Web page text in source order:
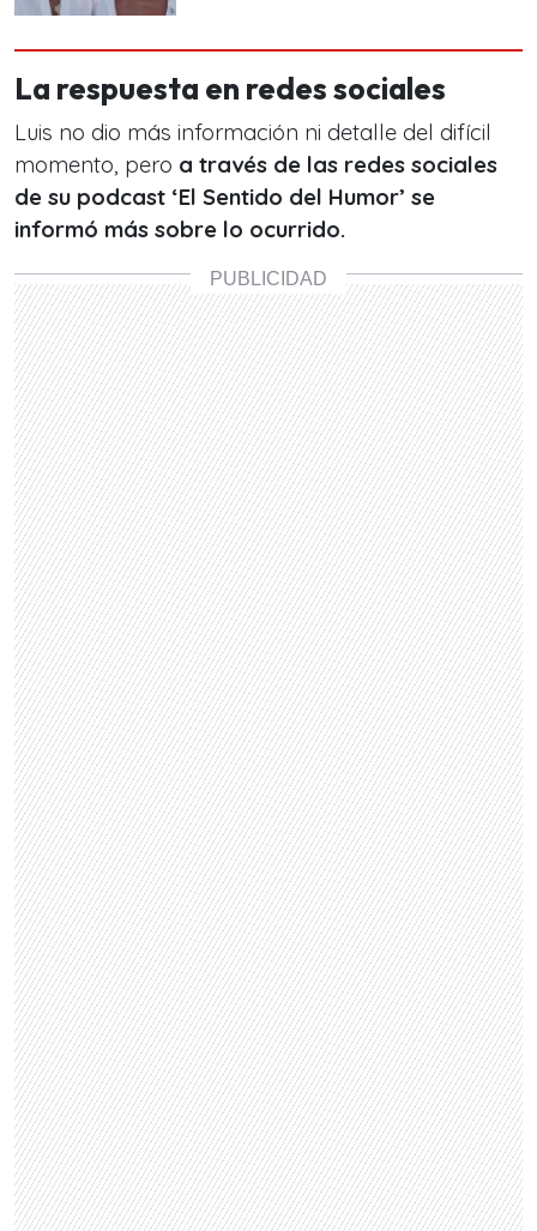
La respuesta en redes sociales
Luis no dio más información ni detalle del difícil
momento, pero a través de las redes sociales
de su podcast ‘El Sentido del Humor’ se
informó más sobre lo ocurrido.